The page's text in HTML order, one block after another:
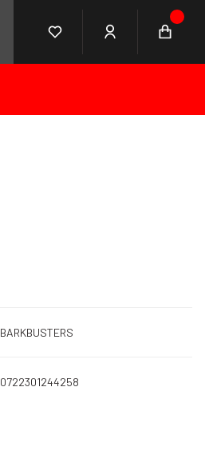
BARKBUSTERS
0722301244258